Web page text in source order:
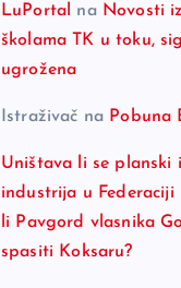
LuPortal
na Novosti
školama TK u toku,
ugrožena
Istraživač na Pobuna
Uništava li se planski
industrija u Federaciji
li Pavgord vlasnika
spasiti Koksaru?